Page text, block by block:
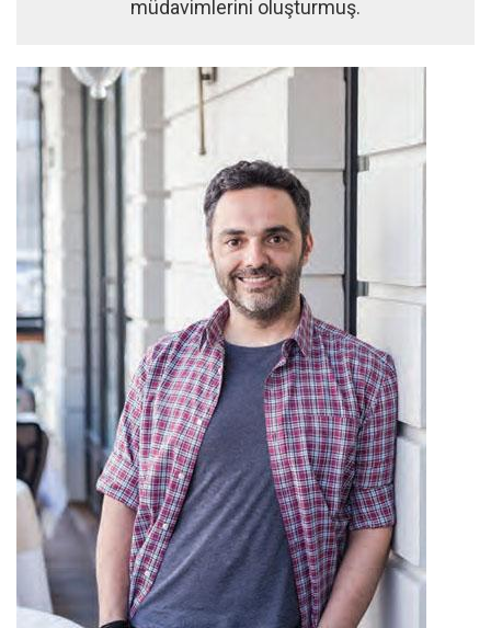
müdavimlerini oluşturmuş.